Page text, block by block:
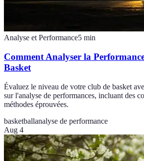
Analyse et Performance5 min
Comment Analyser la
Basket
Évaluez le niveau de votre club de basket
sur l'analyse de performances, incluant des
méthodes éprouvées.
basketballanalyse de performance
Aug 4